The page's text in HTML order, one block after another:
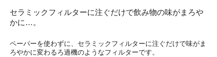
セラミックフィルターに注ぐだけで飲み物の味がまろや
かに…。
ペーパーを使わずに、セラミックフィルターに注ぐだけで味がま
ろやかに変わるろ過機のようなフィルターです。